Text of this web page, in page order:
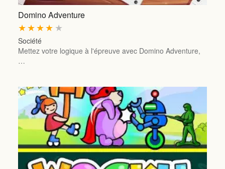
Domino Adventure
★
★
★
★
★
Société
Mettez votre logique à l'épreuve avec Domino Adventure,
…